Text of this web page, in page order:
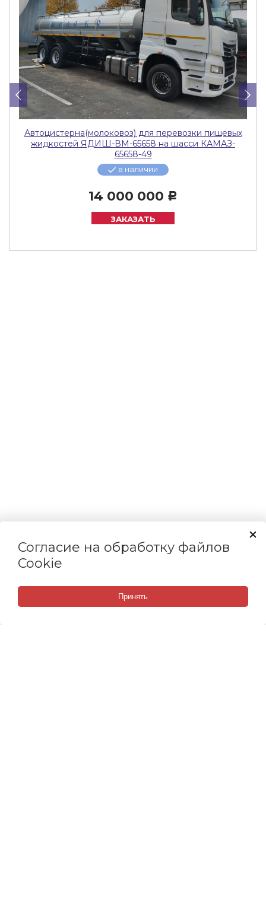
Автоцистерна(молоковоз) для перевозки пищевых
жидкостей ЯДИШ-ВМ-65658 на шасси КАМАЗ-
65658-49
в наличии
14 000 000 Р
ЗАКАЗАТЬ
Согласие на обработку файлов
Cookie
Принять